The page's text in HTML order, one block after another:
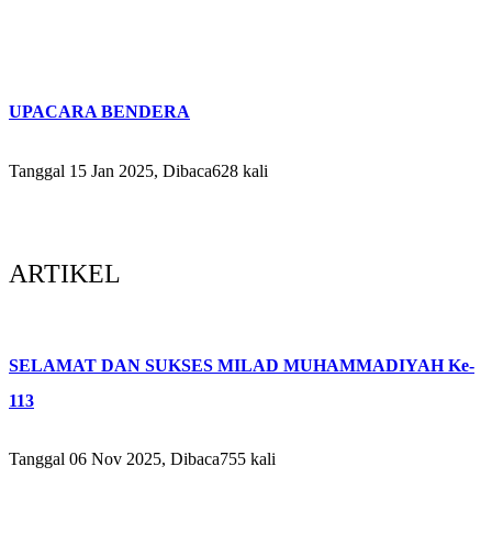
UPACARA BENDERA
Tanggal 15 Jan 2025, Dibaca628 kali
ARTIKEL
SELAMAT DAN SUKSES MILAD MUHAMMADIYAH Ke-
113
Tanggal 06 Nov 2025, Dibaca755 kali